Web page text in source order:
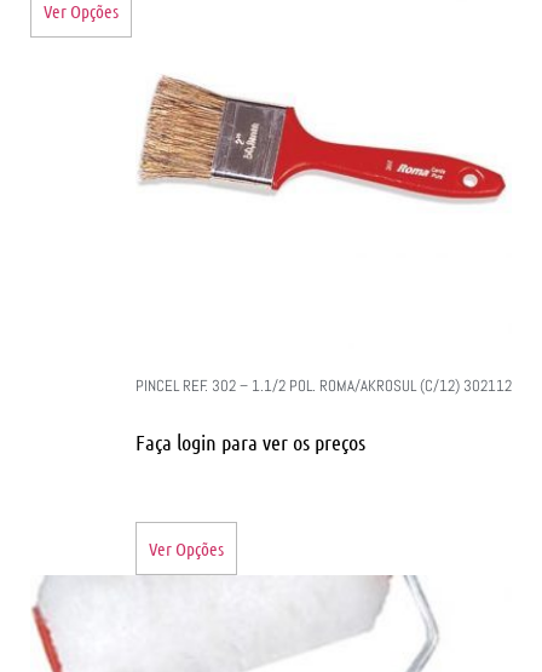
Ver Opções
PINCEL REF. 302 – 1.1/2 POL. ROMA/AKROSUL (C/12) 302112
Faça login para ver os preços
Ver Opções